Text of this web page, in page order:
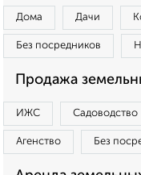
Дома Дачи
Без посредников
Продажа
ИЖС Садоводство
Агенство Без